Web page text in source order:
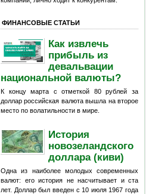
ФИНАНСОВЫЕ СТАТЬИ
Как извлечь
прибыль из
девальвации
национальной валюты?
К концу марта с отметкой 80 рублей за
доллар российская валюта вышла на второе
место по волатильности в мире.
История
новозеландского
доллара (киви)
Одна из наиболее молодых современных
валют: его история не насчитывает и ста
лет. Доллар был введен с 10 июля 1967 года